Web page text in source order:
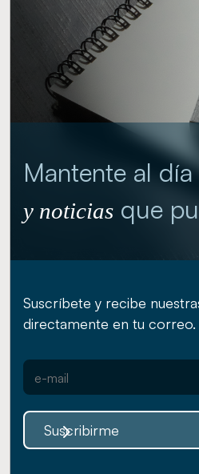
Mantente al
y noticias que
Suscríbete y recibe
directamente en tu correo.
Suscribirme